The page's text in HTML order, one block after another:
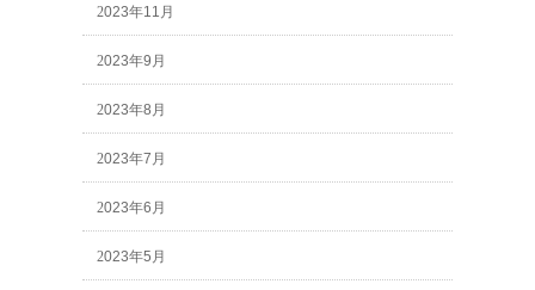
2023年11月
2023年9月
2023年8月
2023年7月
2023年6月
2023年5月